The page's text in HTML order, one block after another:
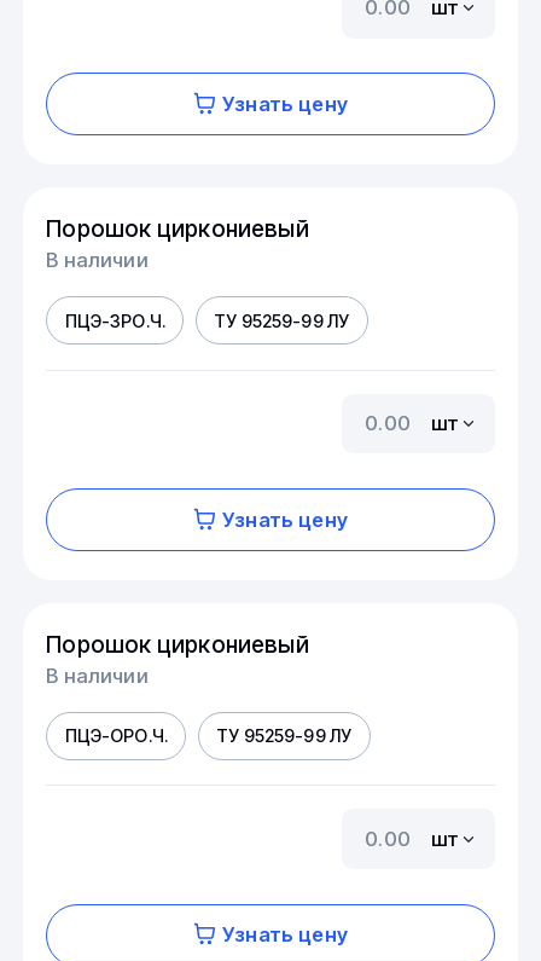
шт
Узнать цену
Порошок циркониевый
В наличии
ПЦЭ-3РО.Ч. ТУ 95259-99 ЛУ
шт
Узнать цену
Порошок циркониевый
В наличии
ПЦЭ-ОРО.Ч. ТУ 95259-99 ЛУ
шт
Узнать цену